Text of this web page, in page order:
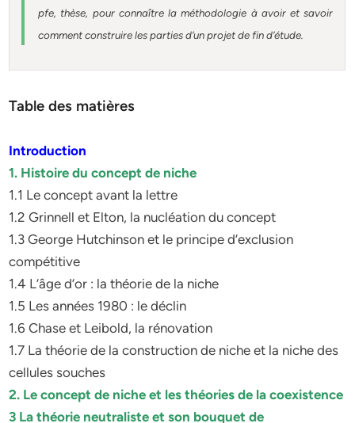
pfe, thèse, pour connaître la méthodologie à avoir et savoir
comment construire les parties d’un projet de fin d’étude.
Table des matières
Introduction
1. Histoire du concept de niche
1.1 Le concept avant la lettre
1.2 Grinnell et Elton, la nucléation du concept
1.3 George Hutchinson et le principe d’exclusion
compétitive
1.4 L’âge d’or : la théorie de la niche
1.5 Les années 1980 : le déclin
1.6 Chase et Leibold, la rénovation
1.7 La théorie de la construction de niche et la niche des
cellules souches
2. Le concept de niche et les théories de la coexistence
3 La théorie neutraliste et son bouquet de